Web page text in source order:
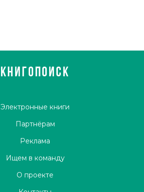
КНИГОПОИСК
Электронные книги
Партнёрам
Реклама
Ищем в команду
О проекте